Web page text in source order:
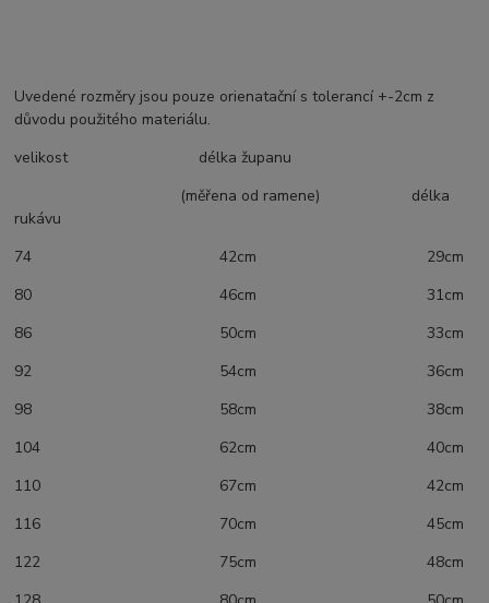
Uvedené rozměry jsou pouze orienatační s tolerancí +-2cm z
důvodu použitého materiálu.
velikost délka županu
(měřena od ramene) délka
rukávu
74 42cm 29cm
80 46cm 31cm
86 50cm 33cm
92 54cm 36cm
98 58cm 38cm
104 62cm 40cm
110 67cm 42cm
116 70cm 45cm
122 75cm 48cm